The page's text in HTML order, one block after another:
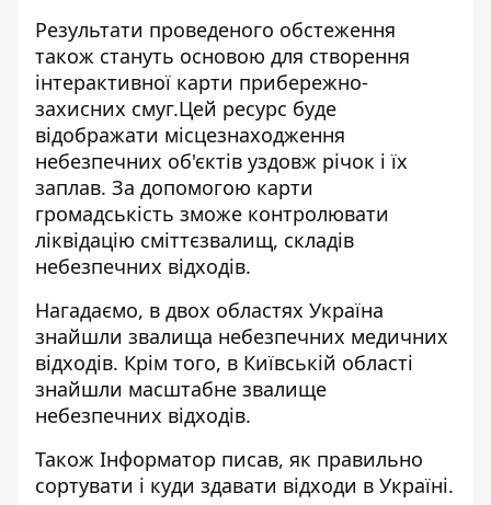
Результати проведеного обстеження
також стануть основою для створення
інтерактивної карти прибережно-
захисних смуг.Цей ресурс буде
відображати місцезнаходження
небезпечних об'єктів уздовж річок і їх
заплав. За допомогою карти
громадськість зможе контролювати
ліквідацію сміттєзвалищ, складів
небезпечних відходів.
Нагадаємо, в двох областях Україна
знайшли звалища небезпечних медичних
відходів. Крім того, в Київській області
знайшли масштабне звалище
небезпечних відходів.
Також Інформатор писав, як правильно
сортувати і куди здавати відходи в Україні.